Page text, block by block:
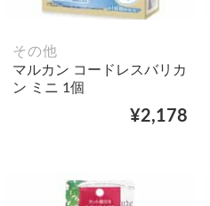
その他
マルカン コードレスバリカ
ン ミニ 1個
¥2,178